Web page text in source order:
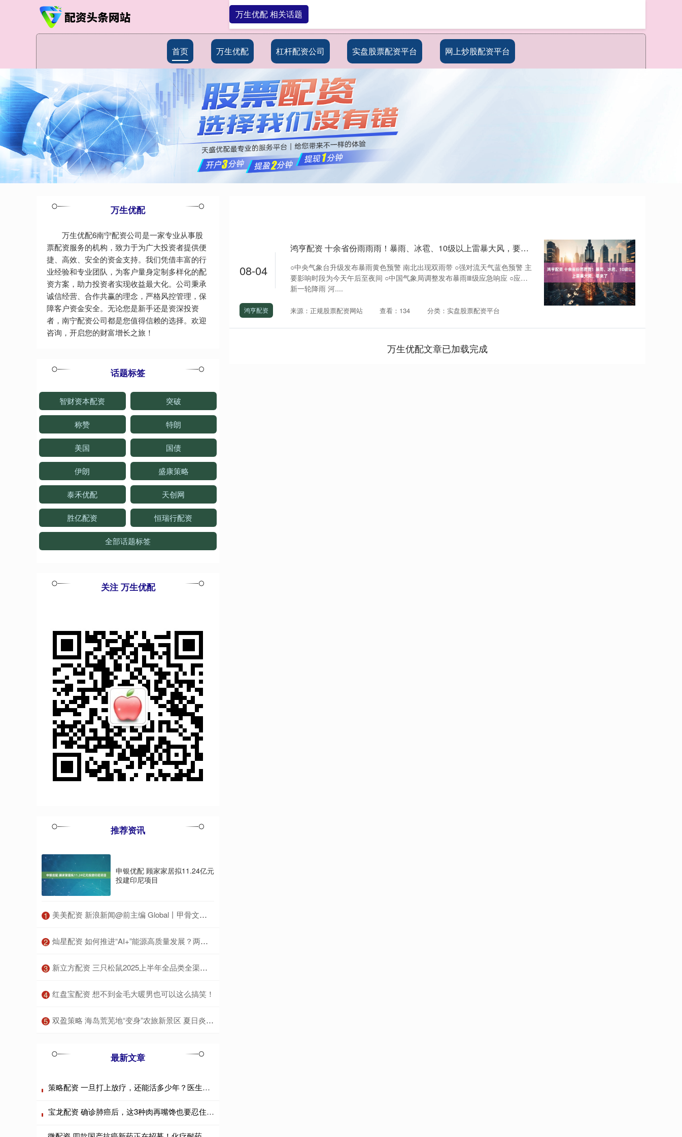
首页 万生优配 杠杆配资公司 实盘股票配资平台 网上炒股配资平台
万生优配 相关话题
08-04
鸿亨配资 十余省份雨雨雨！暴雨、冰雹、10级以上雷暴大风，要来了
○中央气象台升级发布暴雨黄色预警 南北出现双雨带 ○强对流天气蓝色预警 主
要影响时段为今天午后至夜间 ○中国气象局调整发布暴雨Ⅲ级应急响应 ○应对
新一轮降雨 河....
鸿亨配资 来源：正规股票配资网站 查看：134 分类：实盘股票配资平台
万生优配文章已加载完成
万生优配
万生优配6南宁配资公司是一家专业从事股
票配资服务的机构，致力于为广大投资者提供便
捷、高效、安全的资金支持。我们凭借丰富的行
业经验和专业团队，为客户量身定制多样化的配
资方案，助力投资者实现收益最大化。公司秉承
诚信经营、合作共赢的理念，严格风控管理，保
障客户资金安全。无论您是新手还是资深投资
者，南宁配资公司都是您值得信赖的选择。欢迎
咨询，开启您的财富增长之旅！
话题标签
智财资本配资 突破
称赞 特朗
美国 国债
伊朗 盛康策略
泰禾优配 天创网
胜亿配资 恒瑞行配资
全部话题标签
关注 万生优配
推荐资讯
申银优配 顾家家居拟11.24亿元
投建印尼项目
1 ​美美配资 新浪新闻@前主编 Global丨甲骨文正在All in AI基础设施
2 ​灿星配资 如何推进“AI+”能源高质量发展？两部门提出分阶段目标
3 ​新立方配资 三只松鼠2025上半年全品类全渠道双轮发力
4 ​红盘宝配资 想不到金毛大暖男也可以这么搞笑！
5 ​双盈策略 海岛荒芜地“变身”农旅新景区 夏日炎炎游客可到南澳四季田园采摘瓜果诗意栖居
最新文章
策略配资 一旦打上放疗，还能活多少年？医生不再隐瞒，说出了实话
宝龙配资 确诊肺癌后，这3种肉再嘴馋也要忍住，可能会加速病情恶化！